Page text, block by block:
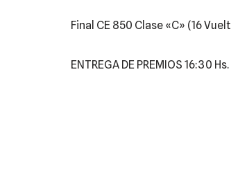
Final CE 850 Clase «C» (16
ENTREGA DE PREMIOS 16:30 Hs.